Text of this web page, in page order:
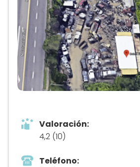
Valoración:
4,2 (10)
Teléfono: